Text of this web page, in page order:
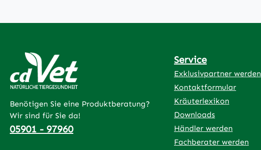
Benötigen Sie eine Produktberatung?
Wir sind für Sie da!
05901 - 97960
Service
Exklusivpartner werden
Kontaktformular
Kräuterlexikon
Downloads
Händler werden
Fachberater werden